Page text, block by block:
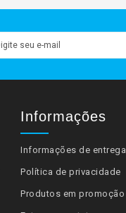
Informações
Informações de entrega
Política de privacidade
Produtos em promoção